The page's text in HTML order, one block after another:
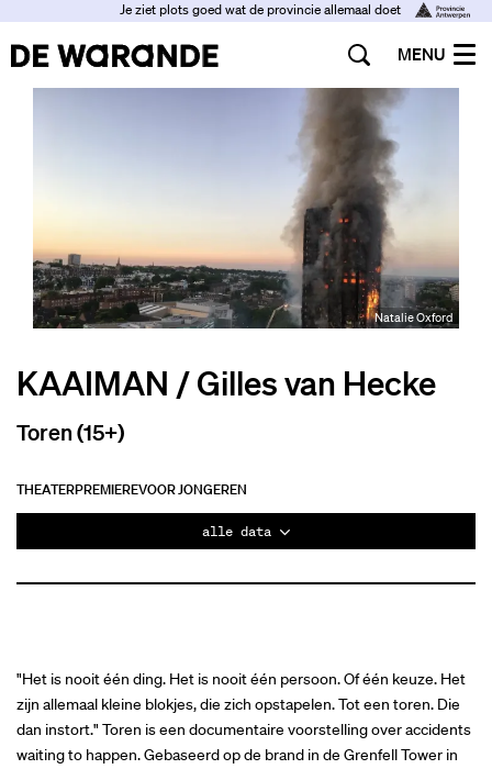
Je ziet plots goed wat de provincie allemaal doet
MENU
Natalie Oxford
KAAIMAN / Gilles van Hecke
Toren (15+)
THEATERPREMIÈREVOOR JONGEREN
alle data
"Het is nooit één ding. Het is nooit één persoon. Of één keuze. Het
zijn allemaal kleine blokjes, die zich opstapelen. Tot een toren. Die
dan instort." Toren is een documentaire voorstelling over accidents
waiting to happen. Gebaseerd op de brand in de Grenfell Tower in